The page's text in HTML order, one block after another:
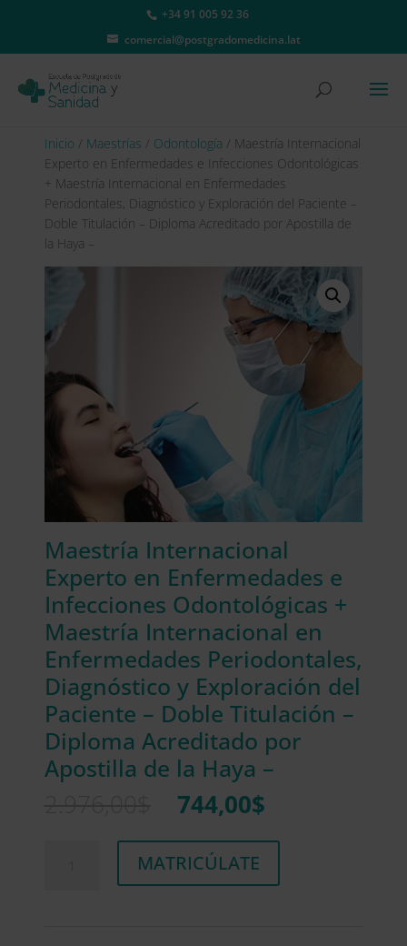
+34 91 005 92 36
comercial@postgradomedicina.lat
Inicio / Maestrías / Odontología / Maestría Internacional
Experto en Enfermedades e Infecciones Odontológicas
+ Maestría Internacional en Enfermedades
Periodontales, Diagnóstico y Exploración del Paciente –
Doble Titulación – Diploma Acreditado por Apostilla de
la Haya –
Maestría Internacional
Experto en Enfermedades e
Infecciones Odontológicas +
Maestría Internacional en
Enfermedades Periodontales,
Diagnóstico y Exploración del
Paciente – Doble Titulación –
Diploma Acreditado por
Apostilla de la Haya –
El
precio
original
era:
2.976,00$.
744,00$El
actual
744,00$.
MATRICÚLATE
t